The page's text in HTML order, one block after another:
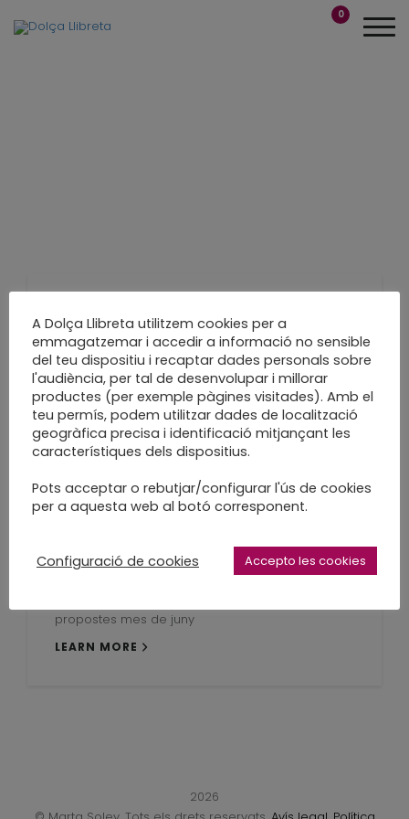
0
“Paperaules”
paper+paraules
Un tastet online a 4 mans
LEARN MORE
Tallers presencials –
Tallers online
propostes mes de juny
LEARN MORE
2026
A Dolça Llibreta utilitzem cookies per a
emmagatzemar i accedir a informació no sensible
del teu dispositiu i recaptar dades personals sobre
l'audiència, per tal de desenvolupar i millorar
productes (per exemple pàgines visitades). Amb el
teu permís, podem utilitzar dades de localització
geogràfica precisa i identificació mitjançant les
característiques dels dispositius.
Pots acceptar o rebutjar/configurar l'ús de cookies
per a aquesta web al botó corresponent.
Configuració de cookies Accepto les cookies